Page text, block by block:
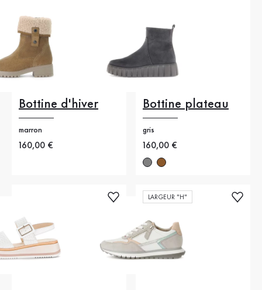
Bottine d'hiver
marron
Nouveau prix
160,00 €
Bottine plateau
gris
Nouveau prix
160,00 €
LARGEUR "H"